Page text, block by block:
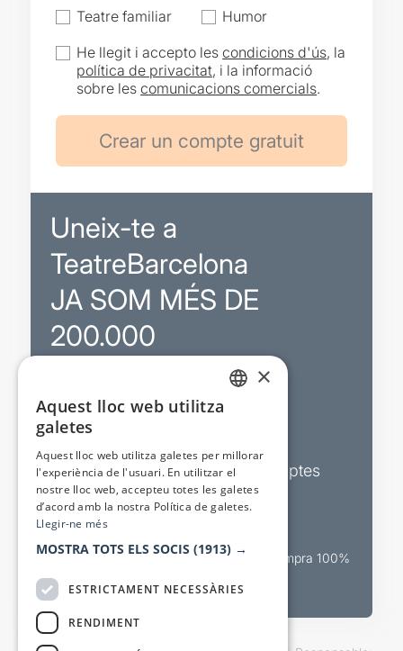
Teatre familiar
Humor
He llegit i accepto lescondicions d'ús, la
política de privacitat, i la informació
sobre lescomunicacions comercials.
Uneix-te a
TeatreBarcelona
JA SOM MÉS DE
200.000
Sortejos exclusius
Butlletins d’actualitat i descomptes
Valora espectacles
Canal oficial de venda teatral Compra 100%
×
Aquest lloc web utilitza
galetes
Aquest lloc web utilitza galetes per millorar
l'experiència de l'usuari. En utilitzar el
nostre lloc web, accepteu totes les galetes
d’acord amb la nostra Política de galetes.
Llegir-ne més
MOSTRA TOTS ELS SOCIS (1913) →
ESTRICTAMENT NECESSÀRIES
RENDIMENT